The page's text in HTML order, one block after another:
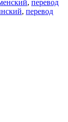
, перевод
, перевод